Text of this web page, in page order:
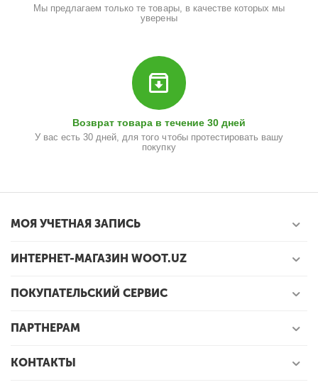
Мы предлагаем только те товары, в качестве которых мы
уверены
Возврат товара в течение 30 дней
У вас есть 30 дней, для того чтобы протестировать вашу
покупку
МОЯ УЧЕТНАЯ ЗАПИСЬ
ИНТЕРНЕТ-МАГАЗИН WOOT.UZ
ПОКУПАТЕЛЬСКИЙ СЕРВИС
ПАРТНЕРАМ
КОНТАКТЫ